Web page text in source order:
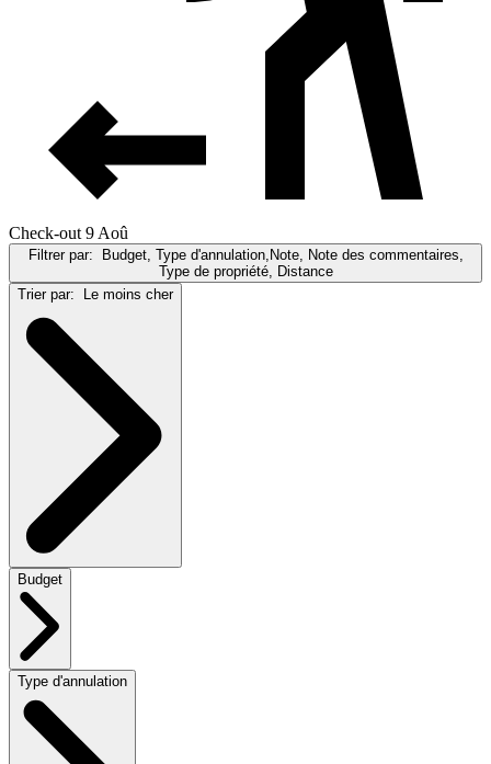
Check-out 9 Aoû
Filtrer par: Budget, Type d'annulation,Note, Note des commentaires,
Type de propriété, Distance
Trier par: Le moins cher
Budget
Type d'annulation